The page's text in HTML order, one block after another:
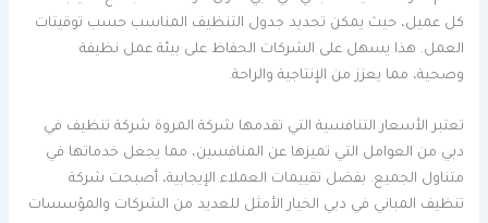
كل عميل، حيث يمكن تحديد جدول التنظيف المناسب حسب توقيتات
العمل. هذا يسهل على الشركات الحفاظ على بيئة عمل نظيفة
وصحية، مما يعزز من الإنتاجية والراحة.
تعتبر الأسعار التنافسية التي تقدمها شركة المروة شركة تنظيف في
دبي من العوامل التي تميزها عن المنافسين، مما يجعل خدماتها في
متناول الجميع. بفضل تقييمات العملاء الإيجابية، أصبحت شركة
تنظيف المباني في دبي الخيار الأمثل للعديد من الشركات والمؤسسات